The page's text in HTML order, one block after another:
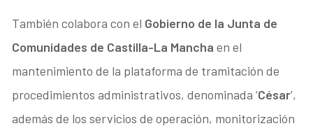
También colabora con el Gobierno de la Junta de
Comunidades de Castilla-La Mancha en el
mantenimiento de la plataforma de tramitación de
procedimientos administrativos, denominada ‘César’,
además de los servicios de operación, monitorización